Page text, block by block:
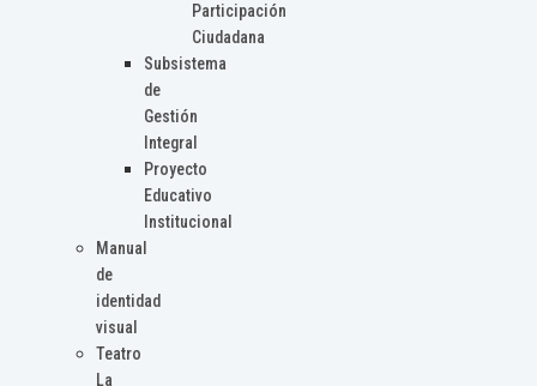
Participación
Ciudadana
Subsistema
de
Gestión
Integral
Proyecto
Educativo
Institucional
Manual
de
identidad
visual
Teatro
La